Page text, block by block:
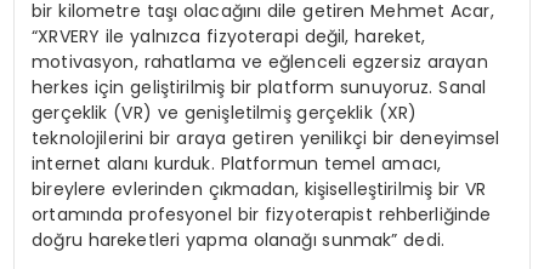
bir kilometre taşı olacağını dile getiren Mehmet Acar,
“XRVERY ile yalnızca fizyoterapi değil, hareket,
motivasyon, rahatlama ve eğlenceli egzersiz arayan
herkes için geliştirilmiş bir platform sunuyoruz. Sanal
gerçeklik (VR) ve genişletilmiş gerçeklik (XR)
teknolojilerini bir araya getiren yenilikçi bir deneyimsel
internet alanı kurduk. Platformun temel amacı,
bireylere evlerinden çıkmadan, kişiselleştirilmiş bir VR
ortamında profesyonel bir fizyoterapist rehberliğinde
doğru hareketleri yapma olanağı sunmak” dedi.